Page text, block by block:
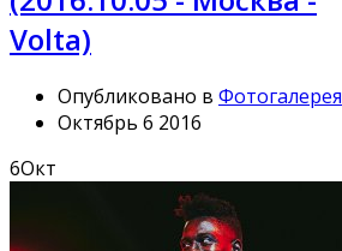
Volta)
Опубликовано в Фотогалерея
Октябрь 6 2016
6Окт